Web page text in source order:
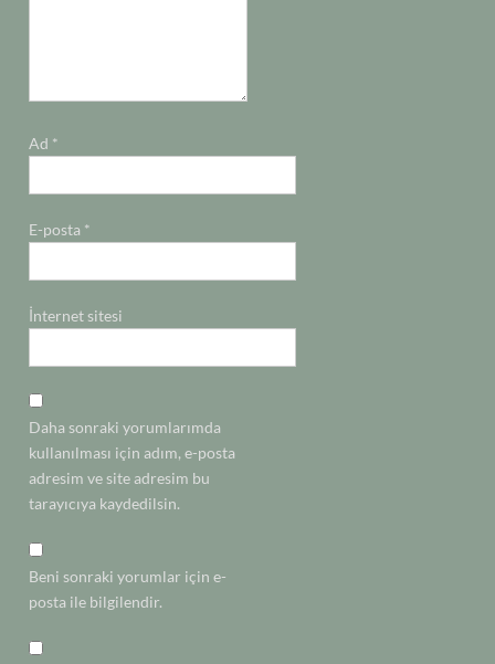
Ad *
E-posta *
İnternet sitesi
Daha sonraki yorumlarımda
kullanılması için adım, e-posta
adresim ve site adresim bu
tarayıcıya kaydedilsin.
Beni sonraki yorumlar için e-
posta ile bilgilendir.